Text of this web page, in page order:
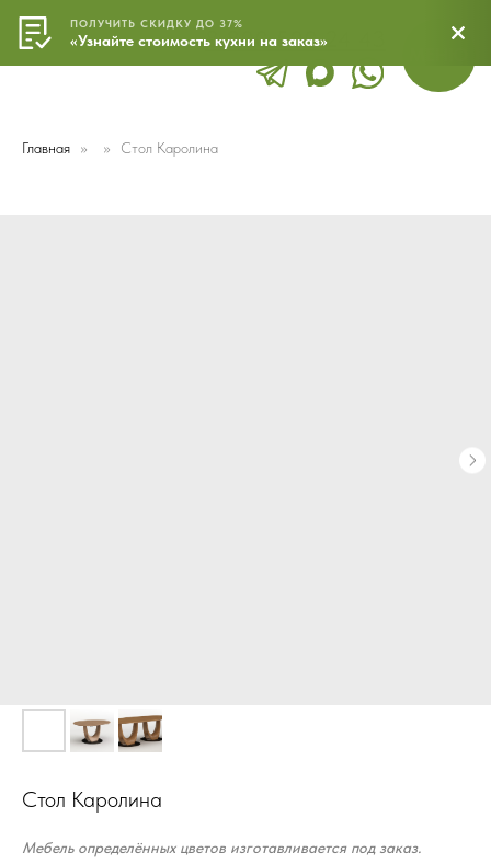
МЕНЮ
8 800 500 24 43
Главная Стол Каролина
Стол Каролина
Мебель определённых цветов изготавливается под заказ.
ПОЛУЧИТЬ СКИДКУ ДО 37%
«Узнайте стоимость кухни на заказ»